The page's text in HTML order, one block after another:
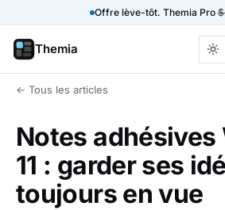
Offre lève-tôt. Themia Pro
Themia
← Tous les articles
Notes
11 : garder ses
toujours en vue